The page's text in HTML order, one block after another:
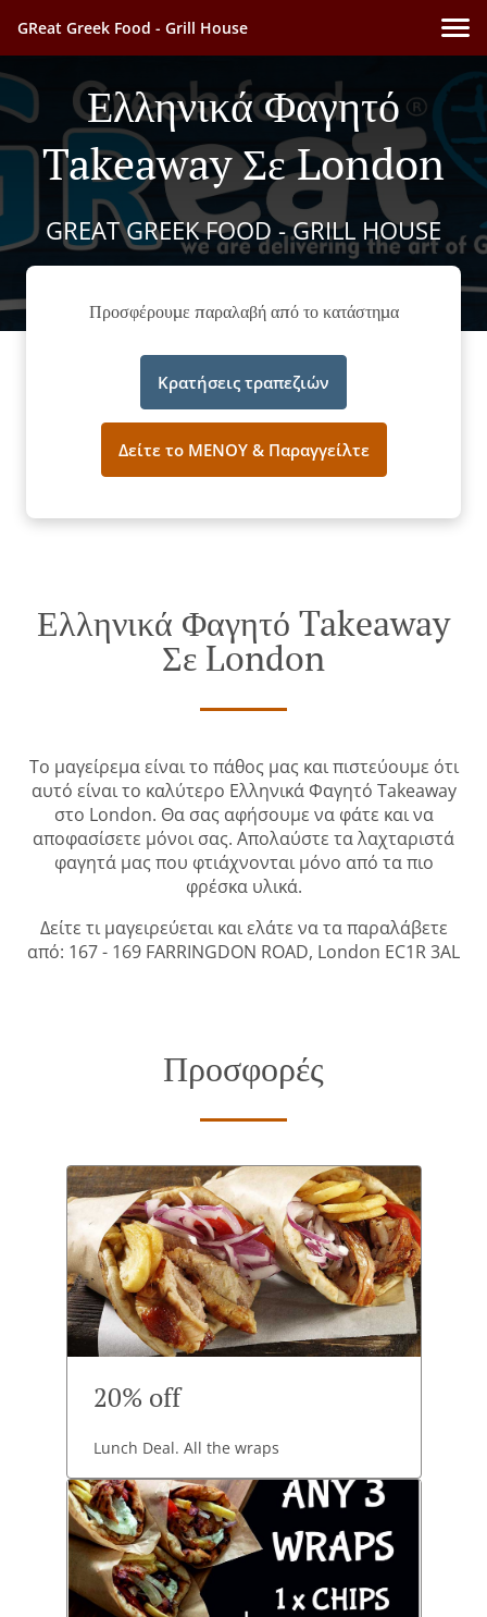
GReat Greek Food - Grill House
Ελληνικά Φαγητό
Takeaway Σε London
GREAT GREEK FOOD - GRILL HOUSE
Προσφέρουμε παραλαβή από το κατάστημα
Κρατήσεις τραπεζιών
Δείτε το ΜΕΝΟΥ & Παραγγείλτε
Ελληνικά Φαγητό Takeaway
Σε London
Το μαγείρεμα είναι το πάθος μας και πιστεύουμε ότι
αυτό είναι το καλύτερο Ελληνικά Φαγητό Takeaway
στο London. Θα σας αφήσουμε να φάτε και να
αποφασίσετε μόνοι σας. Απολαύστε τα λαχταριστά
φαγητά μας που φτιάχνονται μόνο από τα πιο
φρέσκα υλικά.
Δείτε τι μαγειρεύεται και ελάτε να τα παραλάβετε
από: 167 - 169 FARRINGDON ROAD, London EC1R 3AL
Προσφορές
20% off
Lunch Deal. All the wraps